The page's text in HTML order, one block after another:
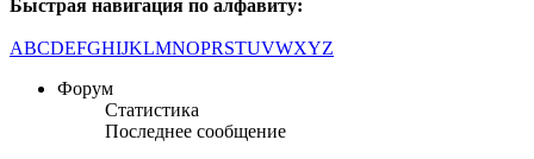
Быстрая навигация по алфавиту:
ABCDEFGHIJKLMNOPRSTUVWXYZ
Форум
Статистика
Последнее сообщение